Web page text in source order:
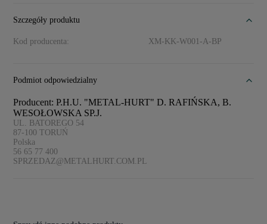
Szczegóły produktu
Kod producenta: XM-KK-W001-A-BP
Podmiot odpowiedzialny
Producent: P.H.U. "METAL-HURT" D. RAFIŃSKA, B.
WESOŁOWSKA SP.J.
UL. BATOREGO 54
87-100TORUŃ
Polska
56 65 77 400
SPRZEDAZ@METALHURT.COM.PL